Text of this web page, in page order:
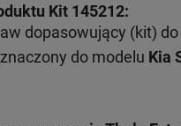
Kit 145212:
dopasowujący (kit)
do modelu Kia